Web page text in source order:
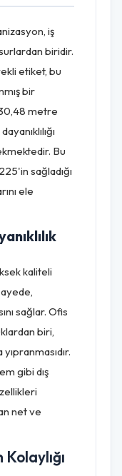
iş
biridir.
etiket, bu
bir
metre
Bu
sağladığı
ele
kaliteli
sağlar. Ofis
biri,
gibi dış
net ve